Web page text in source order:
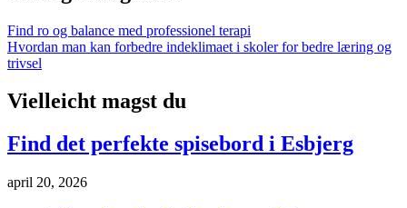
Find ro og balance med professionel terapi
Hvordan man kan forbedre indeklimaet i skoler for bedre læring og
trivsel
Vielleicht magst du
Find det perfekte spisebord i Esbjerg
april 20, 2026